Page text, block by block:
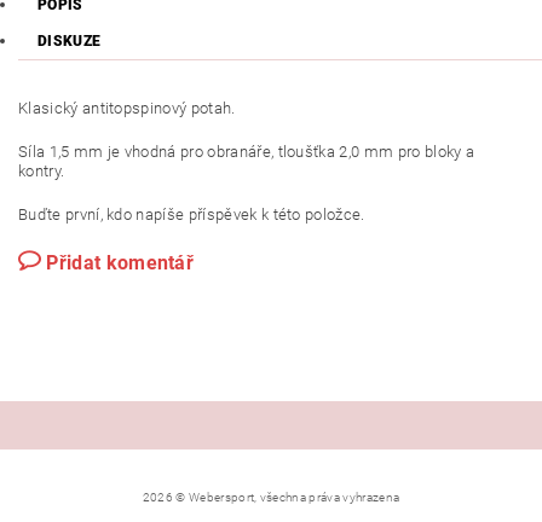
POPIS
DISKUZE
Klasický antitopspinový potah.
Síla 1,5 mm je vhodná pro obranáře, tloušťka 2,0 mm pro bloky a
kontry.
Buďte první, kdo napíše příspěvek k této položce.
Přidat komentář
2026 © Webersport, všechna práva vyhrazena